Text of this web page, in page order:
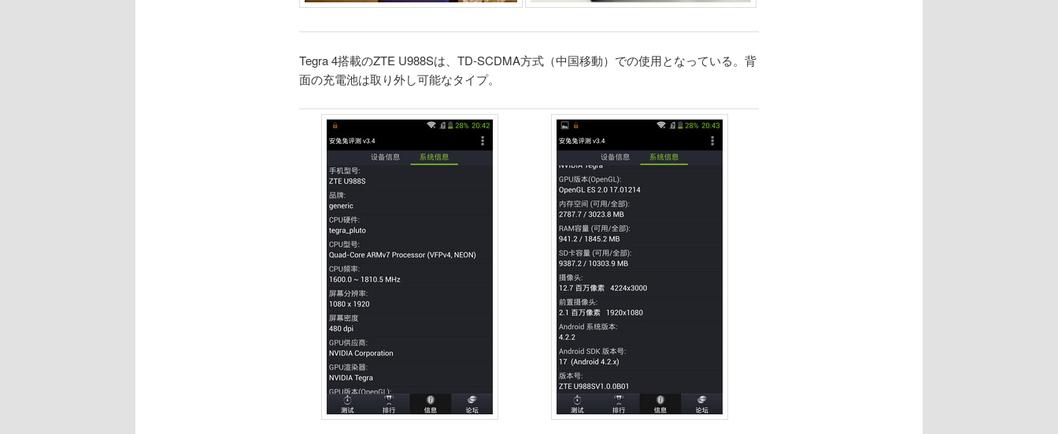
Tegra 4搭載のZTE U988Sは、TD-SCDMA方式（中国移動）での使用となっている。背
面の充電池は取り外し可能なタイプ。